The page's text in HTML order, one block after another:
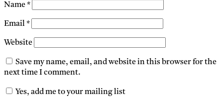
Name*
Email*
Website
Save my name, email, and website in this browser for the
next time I comment.
Yes, add me to your mailing list